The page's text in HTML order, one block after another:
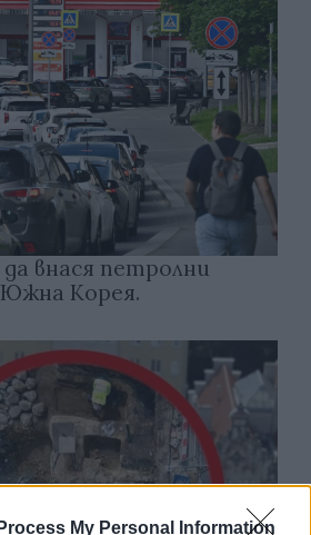
My Personal Information
да внася петролни
Корея.